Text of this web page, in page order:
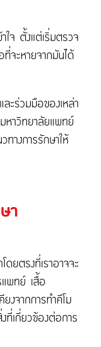
ใจ ตั้งแต่เริ่มตรวจ
จะหายจากมันได้
ะร่วมมือของเหล่า
หาวิทยาลัยแพทย์
ทางการรักษาให้
า
ดยตรงที่เราอาจจะ
พทย์ เสื้อ
งจากการทำคีโม
ที่เกี่ยวข้องต่อการ